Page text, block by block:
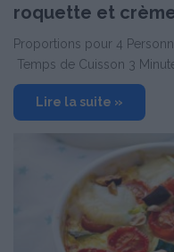
roquette et
Proportions pour 4
Temps de Cuisson 3
Lire la suite »